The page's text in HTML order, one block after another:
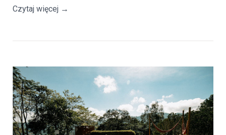
Czytaj więcej →